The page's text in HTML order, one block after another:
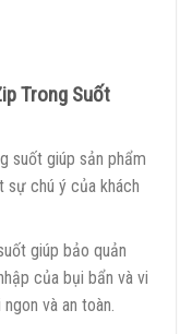
Trong Suốt
suốt giúp sản phẩm
sự chú ý của khách
giúp bảo quản
của bụi bẩn và vi
và an toàn.